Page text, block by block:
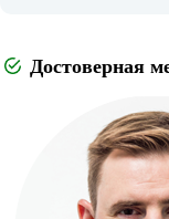
Достоверная